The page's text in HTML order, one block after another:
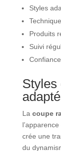
Styles
Produits
Suivi
Styles
La coupe
crée une
du